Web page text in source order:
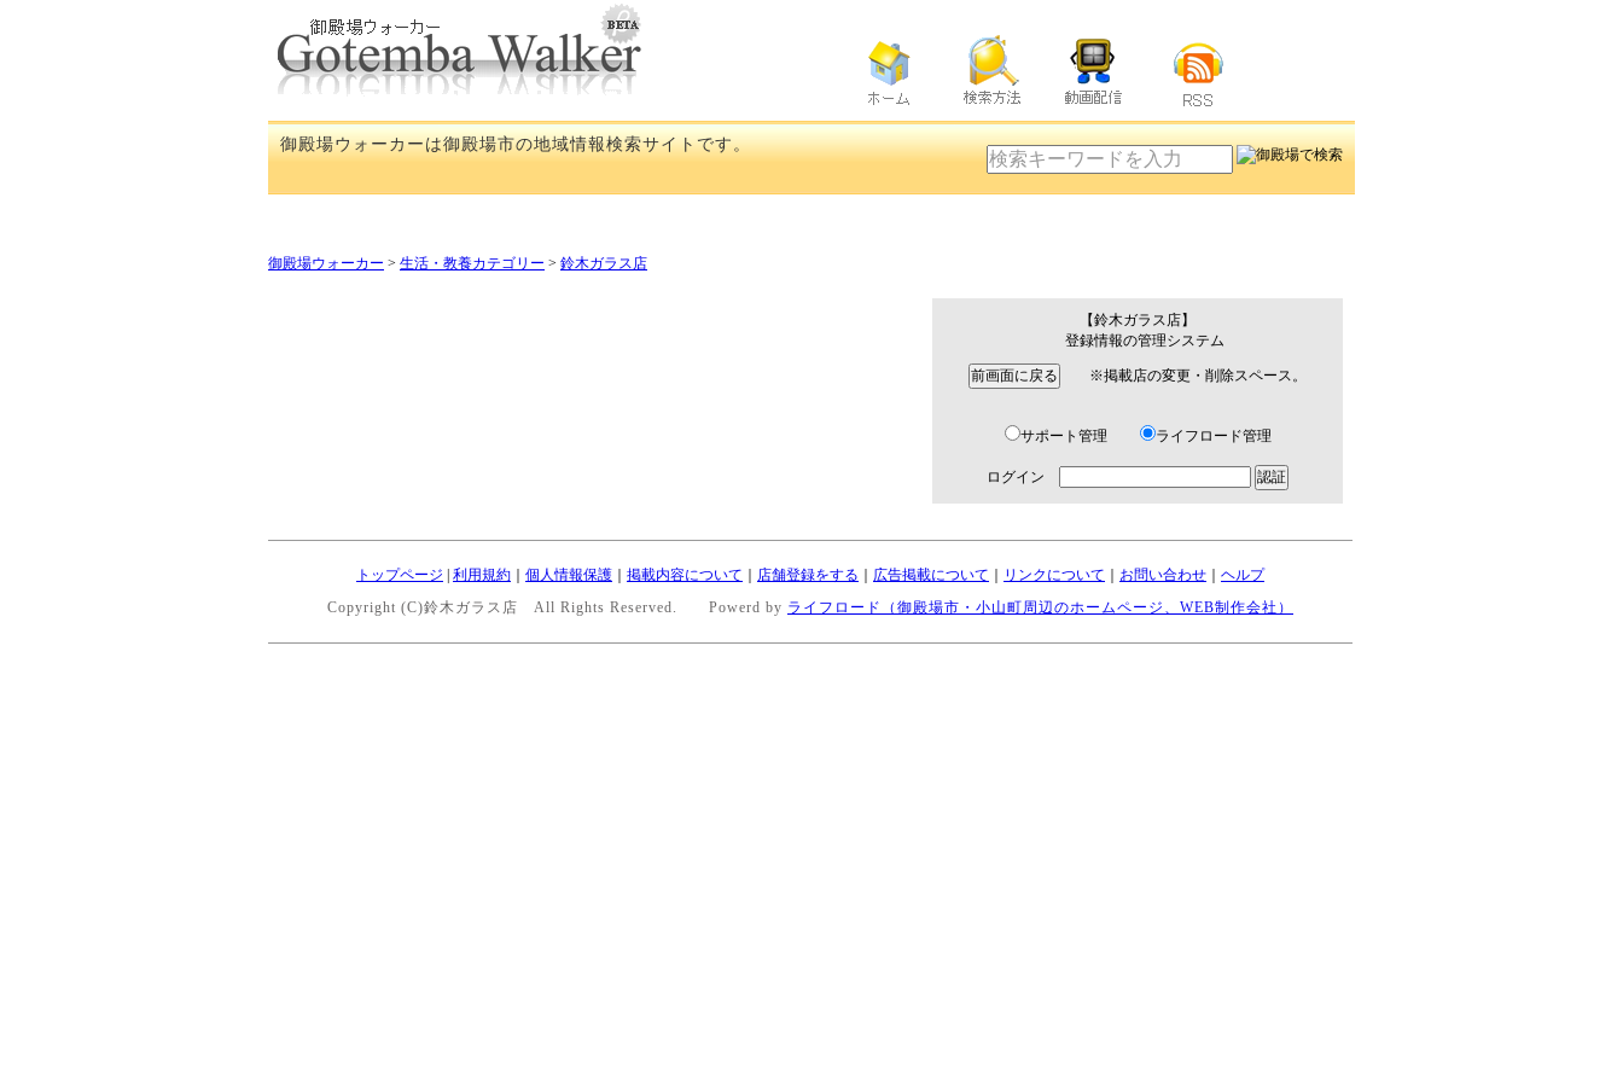
御殿場ウォーカーは御殿場市の地域情報検索サイトです。
御殿場ウォーカー > 生活・教養カテゴリー > 鈴木ガラス店
【鈴木ガラス店】
登録情報の管理システム
※掲載店の変更・削除スペース。
サポート管理 ライフロード管理
ログイン
トップページ 利用規約 個人情報保護 掲載内容について 店舗登録をする 広告掲載について リンクについて お問い合わせ
ヘルプ
Copyright (C)鈴木ガラス店 All Rights Reserved. Powerd by ライフロード（御殿場市・小山町周辺のホームページ、WEB制作会社）